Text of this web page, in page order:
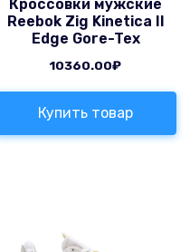
Кроссовки мужские
Reebok Zig Kinetica II
Edge Gore-Tex
10360.00₽
Купить товар